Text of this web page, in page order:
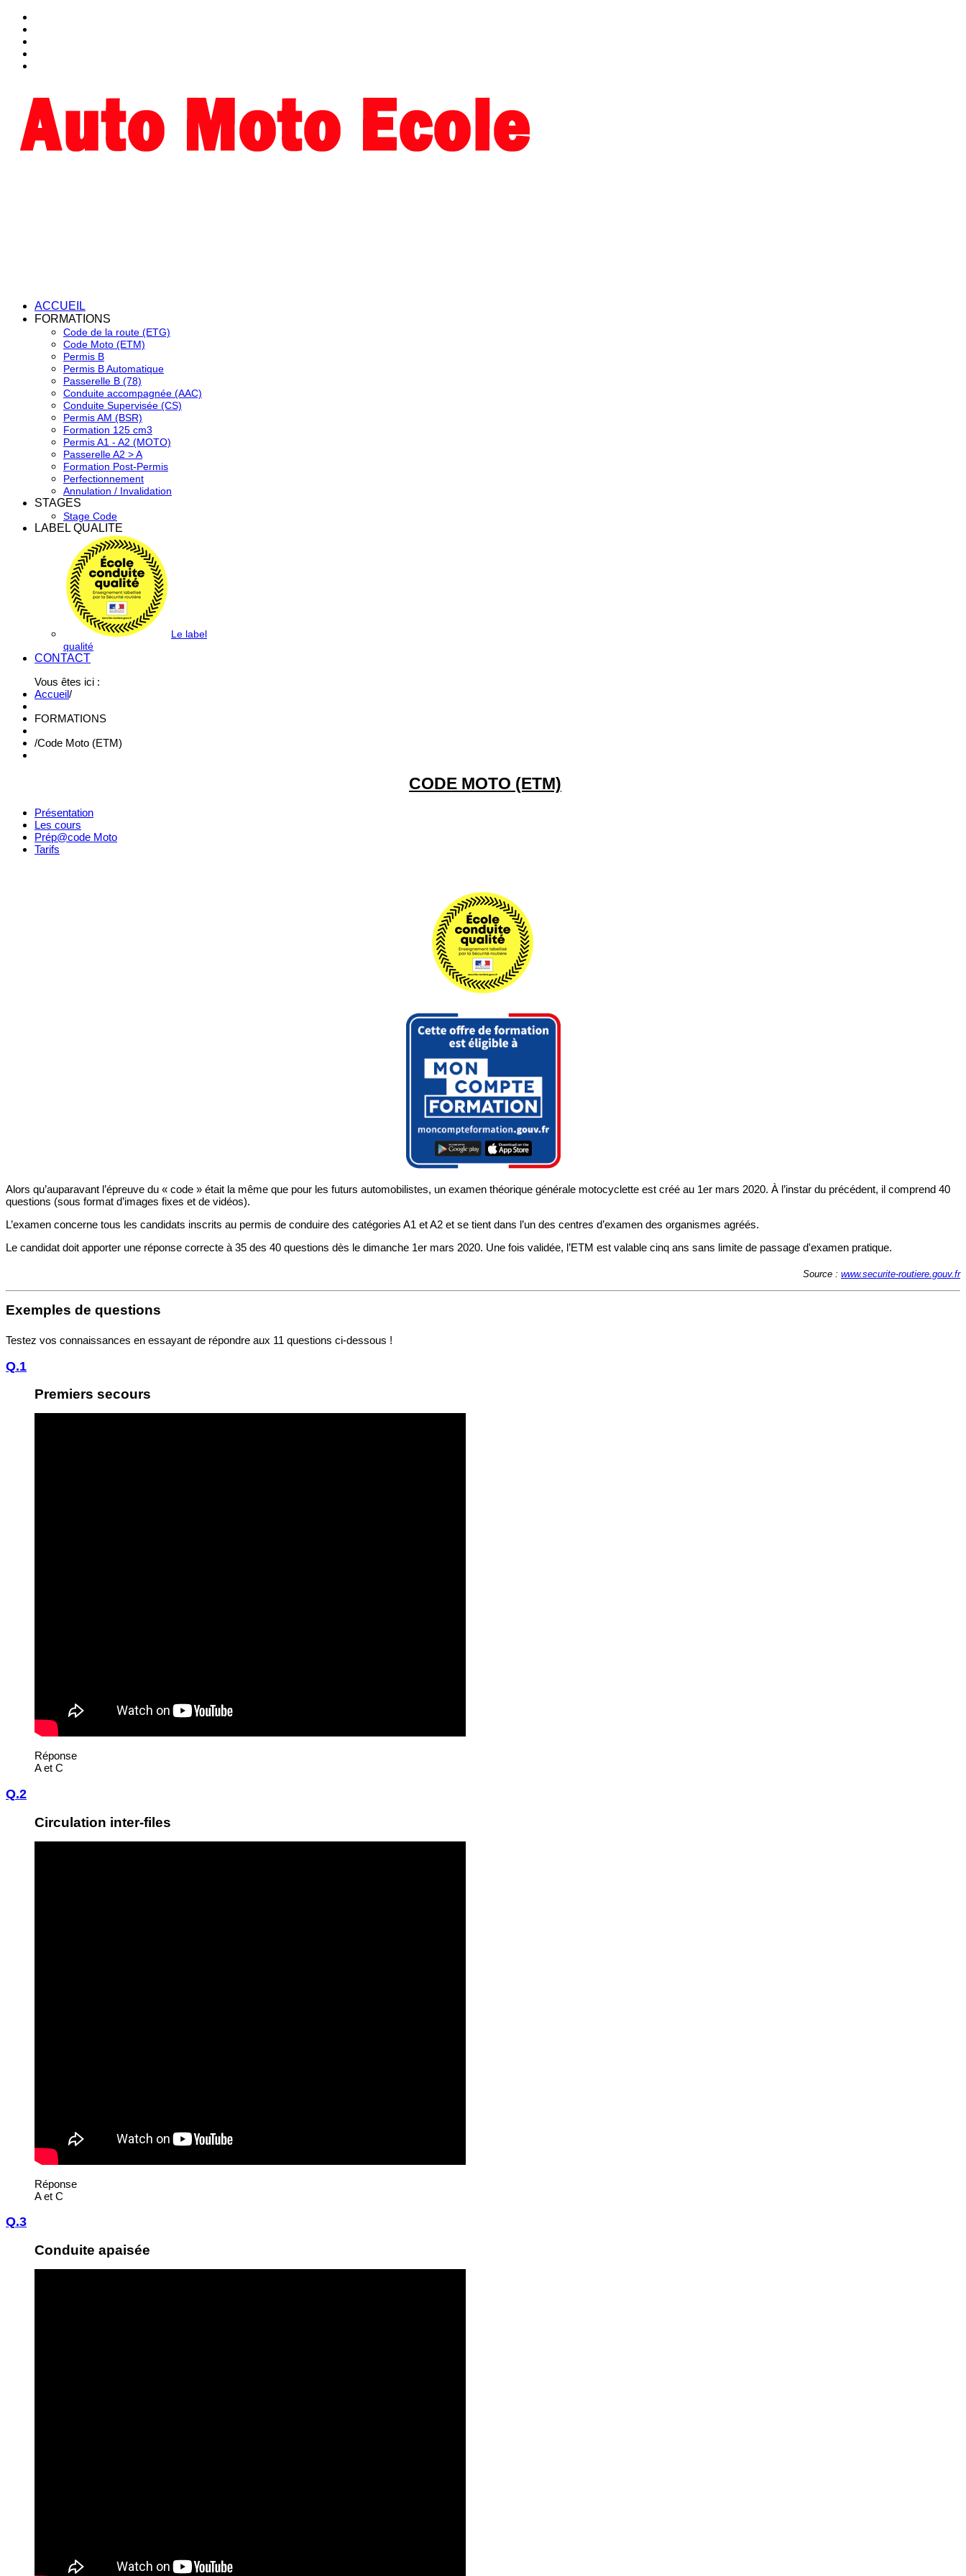
ACCUEIL
FORMATIONS
Code de la route (ETG)
Code Moto (ETM)
Permis B
Permis B Automatique
Passerelle B (78)
Conduite accompagnée (AAC)
Conduite Supervisée (CS)
Permis AM (BSR)
Formation 125 cm3
Permis A1 - A2 (MOTO)
Passerelle A2 > A
Formation Post-Permis
Perfectionnement
Annulation / Invalidation
STAGES
Stage Code
LABEL QUALITE
Le label
qualité
CONTACT
Vous êtes ici :
Accueil/
FORMATIONS
/Code Moto (ETM)
CODE MOTO (ETM)
Présentation
Les cours
Prép@code Moto
Tarifs
Alors qu’auparavant l’épreuve du « code » était la même que pour les futurs automobilistes, un examen théorique générale motocyclette est créé au 1er mars 2020. À l’instar du précédent, il comprend 40
questions (sous format d’images fixes et de vidéos).
L’examen concerne tous les candidats inscrits au permis de conduire des catégories A1 et A2 et se tient dans l’un des centres d’examen des organismes agréés.
Le candidat doit apporter une réponse correcte à 35 des 40 questions dès le dimanche 1er mars 2020. Une fois validée, l’ETM est valable cinq ans sans limite de passage d'examen pratique.
Source : www.securite-routiere.gouv.fr
Exemples de questions
Testez vos connaissances en essayant de répondre aux 11 questions ci-dessous !
Q.1
Premiers secours
Réponse
A et C
Q.2
Circulation inter-files
Réponse
A et C
Q.3
Conduite apaisée